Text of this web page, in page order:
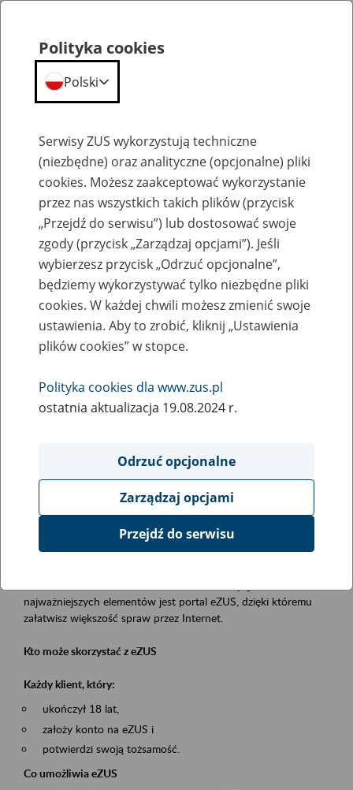
Szkolenia
Zaproś ZUS do siebie - zakładanie profili
eZUS w siedzibie Twojej firmy
Rodzaj wydarzenia
Szkolenia
Obszar merytoryczny
obsługa klientów
Opis wydarzenia
Platforma Usług Elektronicznych eZUS
najważniejszych elementów jest portal eZUS, dzięki któremu
załatwisz większość spraw przez Internet.
Kto może skorzystać z eZUS
Każdy klient, który:
ukończył 18 lat,
założy konto na eZUS i
potwierdzi swoją tożsamość.
Co umożliwia eZUS
Polityka cookies
Polski
Serwisy ZUS wykorzystują techniczne
(niezbędne) oraz analityczne (opcjonalne) pliki
cookies. Możesz zaakceptować wykorzystanie
przez nas wszystkich takich plików (przycisk
„Przejdź do serwisu”) lub dostosować swoje
zgody (przycisk „Zarządzaj opcjami”). Jeśli
wybierzesz przycisk „Odrzuć opcjonalne”,
będziemy wykorzystywać tylko niezbędne pliki
cookies. W każdej chwili możesz zmienić swoje
ustawienia. Aby to zrobić, kliknij „Ustawienia
plików cookies” w stopce.
Polityka cookies dla www.zus.pl
ostatnia aktualizacja 19.08.2024 r.
Odrzuć opcjonalne
Zarządzaj opcjami
Przejdź do serwisu